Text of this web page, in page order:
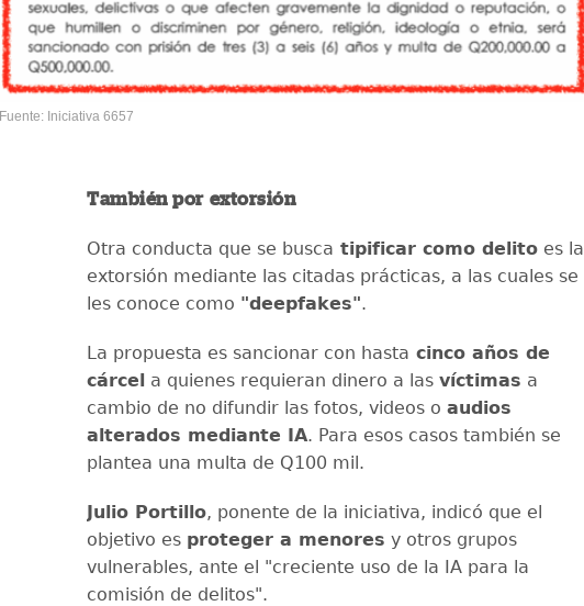
Fuente: Iniciativa 6657
También por extorsión
Otra conducta que se busca tipificar como delito es la
extorsión mediante las citadas prácticas, a las cuales se
les conoce como "deepfakes".
La propuesta es sancionar con hasta cinco años de
cárcel a quienes requieran dinero a las víctimas a
cambio de no difundir las fotos, videos o audios
alterados mediante IA. Para esos casos también se
plantea una multa de Q100 mil.
Julio Portillo, ponente de la iniciativa, indicó que el
objetivo es proteger a menores y otros grupos
vulnerables, ante el "creciente uso de la IA para la
comisión de delitos".